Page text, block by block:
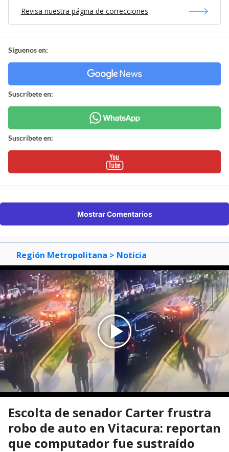
Revisa nuestra página de correcciones
Síguenos en:
Suscríbete en:
Suscríbete en:
Mostrar Comentarios
Región Metropolitana > Noticia
Escolta de senador Carter frustra
robo de auto en Vitacura: reportan
que computador fue sustraído